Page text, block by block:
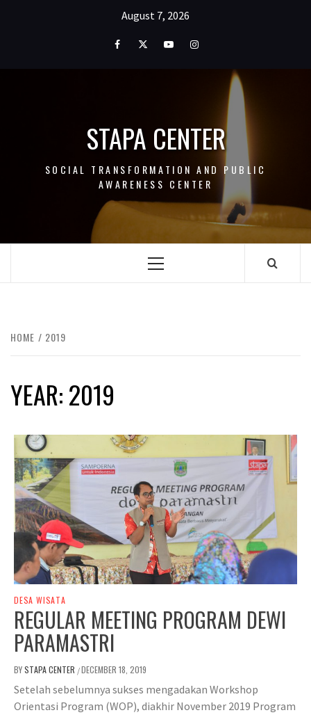
August 7, 2026
FacebookTwitterYoutubeInstagram
STAPA CENTER
SOCIAL TRANSFORMATION AND PUBLIC
AWARENESS CENTER
Primary
HOME 2019
YEAR:2019
DESA WISATA
REGULAR MEETING PROGRAM DEWI
PARAMASTRI
BYSTAPA CENTER /DECEMBER 18, 2019
Setelah sebelumnya sukses mengadakan Workshop
Orientasi Program (WOP), diakhir November 2019 Program